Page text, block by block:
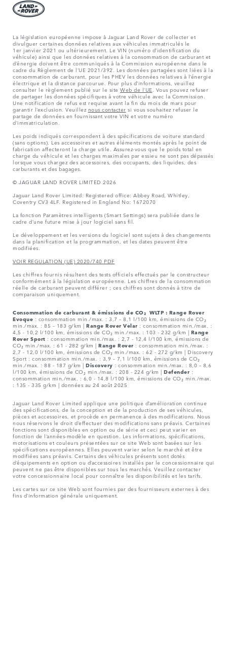
La législation européenne impose à Jaguar Land Rover de collecter et
divulguer certaines données relatives aux véhicules immatriculés le
1er janvier 2021 ou ultérieurement. Le VIN (numéro d’identification du
véhicule) ainsi que les données relatives à la consommation de carburant et
d’énergie doivent être communiqués à la Commission européenne dans le
cadre du Règlement de l’UE 2021/392. Les données partagées sont liées à la
consommation de carburant, pour les PHEV les données relatives à l’énergie
électrique et la distance parcourue. Pour plus d’informations, veuillez
consulter le règlement publié sur le site Web de l’UE . Vous pouvez refuser
de partager les données spécifiques à votre véhicule avec la Commission.
Une notification de refus est requise avant la fin du mois de mars pour
garantir l’exclusion. Veuillez nous contacter si vous souhaitez refuser le
partage de données en fournissant votre VIN et votre numéro
d’immatriculation.
Les poids indiqués correspondent à des spécifications de voiture standard
(sans options). Les accessoires et autres éléments montés après le point de
fabrication affecteront la charge utile. Assurez-vous que le poids total en
charge du véhicule et les charges maximales par essieu ne sont pas dépassés
lorsque vous chargez des accessoires, des occupants, des liquides, des
carburants et des bagages.
© JAGUAR LAND ROVER LIMITED 2026
Jaguar Land Rover Limited: Registered office: Abbey Road, Whitley,
Coventry CV3 4LF. Registered in England No: 1672070
La fonction Paramètres intelligents (Smart Settings) sera publiée dans le
cadre d’une future mise à jour logiciel sans fil.
Le développement et les versions du logiciel sont sujets à des changements
dans la planification et la programmation, et les dates peuvent être
modifiées.
VOIR REGULATION (UE) 2020/740 PDF
Les chiffres fournis résultent des tests officiels effectués par le constructeur
conformément à la législation européenne. Les chiffres de la consommation
réelle de carburant peuvent différer ; ces chiffres sont donnés à titre de
comparaison uniquement.
Consommation de carburant & émissions de CO₂ WLTP : Range Rover
Evoque : consommation min./max. : 3,7 – 8,1 l/100 km, émissions de CO₂
min./max. : 85 – 183 g/km | Range Rover Velar : consommation min./max. :
4,5 - 10,2 l/100 km, émissions de CO₂ min./max. : 103 - 232 g/km | Range
Rover Sport : consommation min./max. : 2,7 - 12,4 l/100 km, émissions de
CO₂ min./max. : 61 - 282 g/km | Range Rover : consommation min./max. :
2,7 - 12,0 l/100 km, émissions de CO₂ min./max. : 62 - 272 g/km | Discovery
Sport : consommation min./max. : 3,9 – 7,1 l/100 km, émissions de CO₂
min./max. : 88 - 187 g/km | Discovery : consommation min./max. : 8,0 – 8,6
l/100 km, émissions de CO₂ min./max. : 208 - 224 g/km | Defender :
consommation min./max. : 6,0 - 14,8 l/100 km, émissions de CO₂ min./max.
: 135 - 335 g/km | données au 24 août 2025
Jaguar Land Rover Limited applique une politique d’amélioration continue
des spécifications, de la conception et de la production de ses véhicules,
pièces et accessoires, et procède en permanence à des modifications. Nous
nous réservons le droit d’effectuer des modifications sans préavis. Certaines
fonctions sont disponibles en option ou de série et ceci peut varier en
fonction de l’années-modèle en question. Les informations, spécifications,
motorisations et couleurs présentées sur ce site Web sont basées sur les
spécifications européennes. Elles peuvent varier selon le marché et être
modifiées sans préavis. Certains des véhicules présents sont dotés
d’équipements en option ou d’accessoires installés par le concessionnaire qui
peuvent ne pas être disponibles sur tous les marchés. Veuillez contacter
votre concessionnaire local pour connaître les disponibilités et les tarifs.
Les cartes sur ce site Web sont fournies par des fournisseurs externes à des
fins d’information générale uniquement.